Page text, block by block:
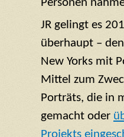
JR gelingt es
überhaupt –
New Yorks mit
Mittel zum
Porträts, die in
gemacht oder